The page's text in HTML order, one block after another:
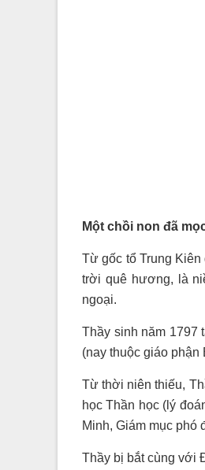
Một chồi non đã
Từ gốc tổ Trung
trời quê hương, là
ngoại.
Thầy sinh năm 1797
(nay thuộc giáo
Từ thời niên thiếu,
học Thần học (lý
Minh, Giám mục
Thầy bị bắt cùng với